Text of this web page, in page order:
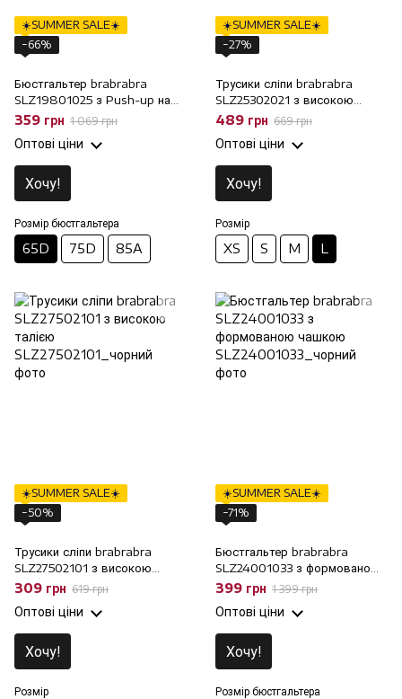
☀️SUMMER SALE☀️
−66%
Бюстгальтер brabrabra
SLZ19801025 з Push-up на
кісточках, 65D
359 грн 1 069 грн
Оптові ціни
Хочу!
Розмір бюстгальтера
65D 75D 85A
☀️SUMMER SALE☀️
−27%
Трусики сліпи brabrabra
SLZ25302021 з високою
талією, L
489 грн 669 грн
Оптові ціни
Хочу!
Розмір
XS S M L
☀️SUMMER SALE☀️
−50%
Трусики сліпи brabrabra
SLZ27502101 з високою
талією, 2XL
309 грн 619 грн
Оптові ціни
Хочу!
Розмір
☀️SUMMER SALE☀️
−71%
Бюстгальтер brabrabra
SLZ24001033 з формованою
чашкою, 75E
399 грн 1 399 грн
Оптові ціни
Хочу!
Розмір бюстгальтера